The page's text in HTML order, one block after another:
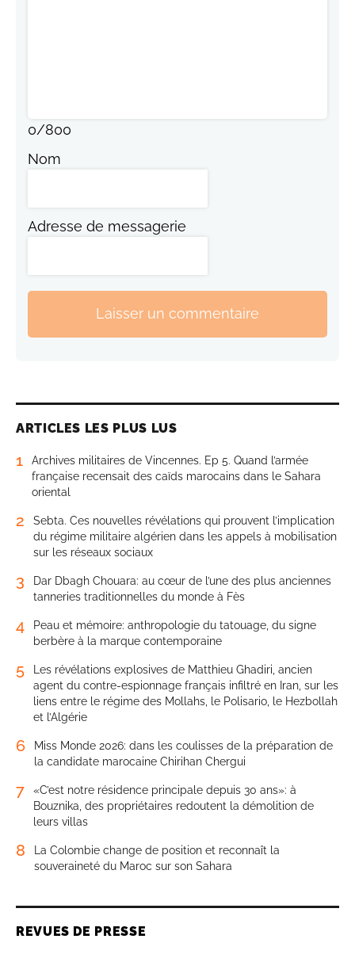
0/800
Nom
Adresse de messagerie
Laisser un commentaire
ARTICLES LES PLUS LUS
1
Archives militaires de Vincennes. Ep 5. Quand l’armée
française recensait des caïds marocains dans le Sahara
oriental
2
Sebta. Ces nouvelles révélations qui prouvent l’implication
du régime militaire algérien dans les appels à mobilisation
sur les réseaux sociaux
3
Dar Dbagh Chouara: au cœur de l’une des plus anciennes
tanneries traditionnelles du monde à Fès
4
Peau et mémoire: anthropologie du tatouage, du signe
berbère à la marque contemporaine
5
Les révélations explosives de Matthieu Ghadiri, ancien
agent du contre-espionnage français infiltré en Iran, sur les
liens entre le régime des Mollahs, le Polisario, le Hezbollah
et l’Algérie
6
Miss Monde 2026: dans les coulisses de la préparation de
la candidate marocaine Chirihan Chergui
7
«C’est notre résidence principale depuis 30 ans»: à
Bouznika, des propriétaires redoutent la démolition de
leurs villas
8
La Colombie change de position et reconnaît la
souveraineté du Maroc sur son Sahara
REVUES DE PRESSE